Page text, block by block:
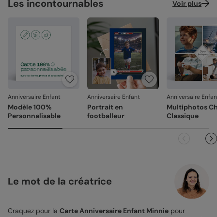
Les incontournables Voir plus
Anniversaire Enfant
Modèle 100%
Personnalisable
Anniversaire Enfant
Portrait en
footballeur
Anniversaire
Multiphotos
Classique
Le mot de la créatrice
Craquez pour la Carte Anniversaire Enfant Minnie pour